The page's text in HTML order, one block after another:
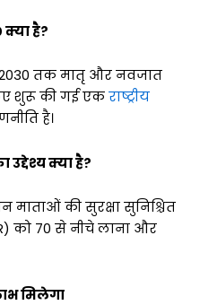
है?
2030 तक मातृ और नवजात
शुरू की गई एक राष्ट्रीय
है।
उद्देश्य क्या है?
माताओं की सुरक्षा सुनिश्चित
को 70 से नीचे लाना और
मिलेगा